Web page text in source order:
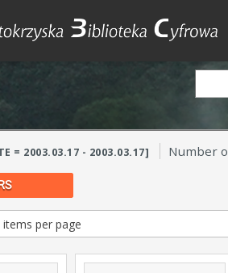
= 2003.03.17 - 2003.03.17] Number
items per page